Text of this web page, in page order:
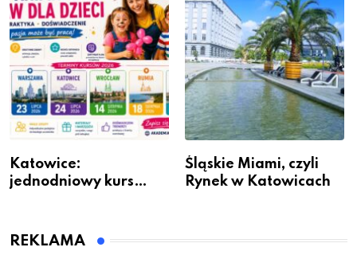
Katowice:
jednodniowy kurs
dzieci
Śląskie Miami, czyli
Rynek w Katowicach
REKLAMA